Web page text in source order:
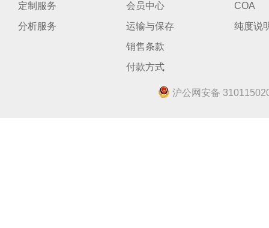
定制服务
分析服务
会员中心
运输与保存
销售条款
付款方式
COA
纯度说
沪公网安备